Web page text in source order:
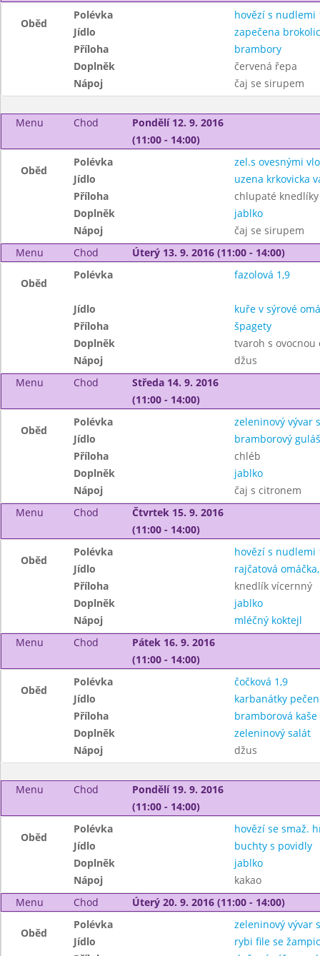
Oběd
Polévka
hovězí s nudlemi
Jídlo
zapečena
Příloha
brambory
Doplněk
červená řepa
Nápoj
čaj se sirupem
Menu Chod
Pondělí 12. 9. 2016
(11:00 - 14:00)
Oběd
Polévka
zel.s ovesnými
Jídlo
uzena krkovicka
Příloha
chlupaté
Doplněk
jablko
Nápoj
čaj se sirupem
Menu
Chod Úterý 13. 9. 2016 (11:00 - 14:00)
Oběd
Polévka fazolová 1,9
Jídlo
kuře v sýrové
Příloha
špagety
Doplněk
tvaroh s ovocnou
Nápoj
džus
Menu
Chod
Středa 14. 9. 2016
(11:00 - 14:00)
Oběd
Polévka
zeleninový vývar
Jídlo
bramborový
Příloha
chléb
Doplněk
jablko
Nápoj
čaj s citronem
Menu
Chod
Čtvrtek 15. 9. 2016
(11:00 - 14:00)
Oběd
Polévka
hovězí s nudlemi
Jídlo
rajčatová
Příloha
knedlík vícernný
Doplněk
jablko
Nápoj
mléčný koktejl
Menu
Chod
Pátek 16. 9. 2016
(11:00 - 14:00)
Oběd
Polévka
čočková 1,9
Jídlo
karbanátky
Příloha
bramborová kaše
Doplněk
zeleninový salát
Nápoj
džus
Menu Chod
Pondělí 19. 9. 2016
(11:00 - 14:00)
Oběd
Polévka
hovězí se smaž.
Jídlo
buchty s povidly
Doplněk
jablko
Nápoj
kakao
Menu
Chod Úterý 20. 9. 2016 (11:00 - 14:00)
Oběd
Polévka
zeleninový vývar
Jídlo
rybi file se